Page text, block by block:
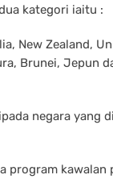
kategori iaitu :
New Zealand,
Brunei, Jepun
negara yang
program kawalan